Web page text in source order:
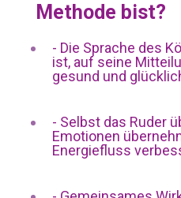
Methode bist?
- Die Sprache des
ist, auf seine
gesund und
- Selbst das Ruder
Emotionen
Energiefluss